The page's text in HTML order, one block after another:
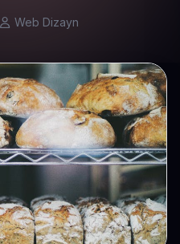
Web Dizayn